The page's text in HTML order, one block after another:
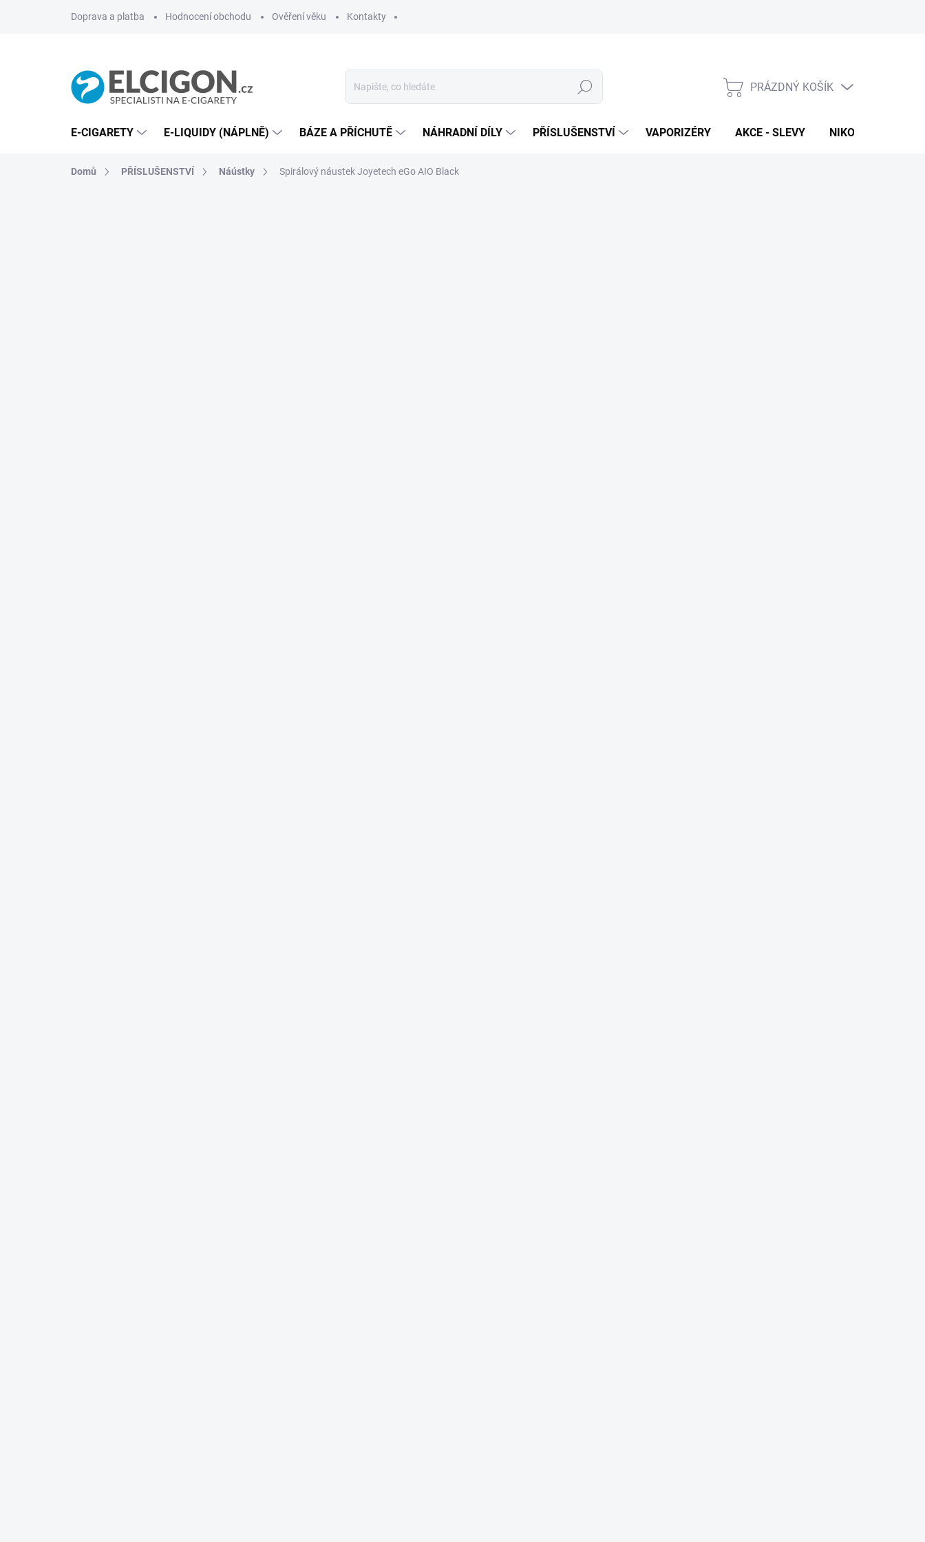
Doprava a platba Hodnocení obchodu Ověření věku Kontakty
Hledat
NÁKUPNÍ
PRÁZDNÝ KOŠÍK
E-CIGARETY E-LIQUIDY (NÁPLNĚ) BÁZE A PŘÍCHUTĚ NÁHRADNÍ DÍLY PŘÍSLUŠENSTVÍ VAPORIZÉRY AKCE - SLEVY NIKOTINOVÉ
Domů PŘÍSLUŠENSTVÍ Náústky Spirálový náustek Joyetech eGo AIO Black